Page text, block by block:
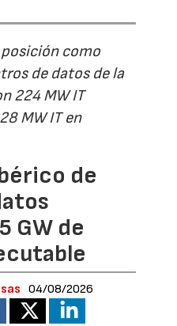
como
de datos de la
224 MW IT
MW IT en
de
GW de
04/08/2026